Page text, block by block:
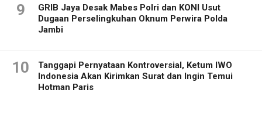
9
GRIB Jaya Desak Mabes Polri dan KONI Usut
Dugaan Perselingkuhan Oknum Perwira Polda
Jambi
10
Tanggapi Pernyataan Kontroversial, Ketum IWO
Indonesia Akan Kirimkan Surat dan Ingin Temui
Hotman Paris